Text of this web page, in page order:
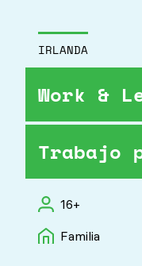
IRLANDA
Work &
Trabajo
16+
Familia